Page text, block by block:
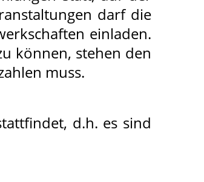
darf die
einladen.
können, stehen den
muss.
d.h. es sind